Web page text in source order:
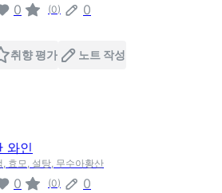
0 (0) 0
취향 평가 노트 작성
와인
, 효모, 설탕, 무수아황산
0 (0) 0